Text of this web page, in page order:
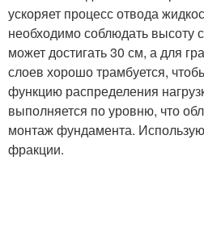
ускоряет процесс отвода
необходимо соблюдать высоту
может достигать 30 см, а для
слоев хорошо трамбуется,
функцию распределения
выполняется по уровню, что
монтаж фундамента.
фракции.